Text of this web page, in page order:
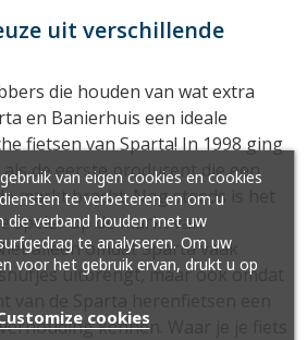
uit verschillende
die houden van wat extra
en Banierhuis een ideale
fietsen van Sparta! In 1998 ging
als de eerste producent die een
markt bracht. Nog steeds is het
speler op de markt van
alleen omdat Sparta vaak
uitbrengt, maar ook omdat
van de Sparta herenfietsen een
kennen. Waar je je fiets
van eigen cookies en cookies
te verbeteren en om u
verband houden met uw
te analyseren. Om uw
voor het gebruik ervan, drukt u op
cookies